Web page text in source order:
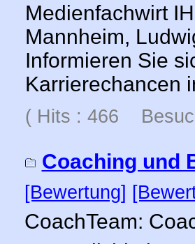
Medienfachwirt
Mannheim,
Informieren Sie
Karrierechancen
( Hits : 466
Coaching und
[Bewertung]
CoachTeam: